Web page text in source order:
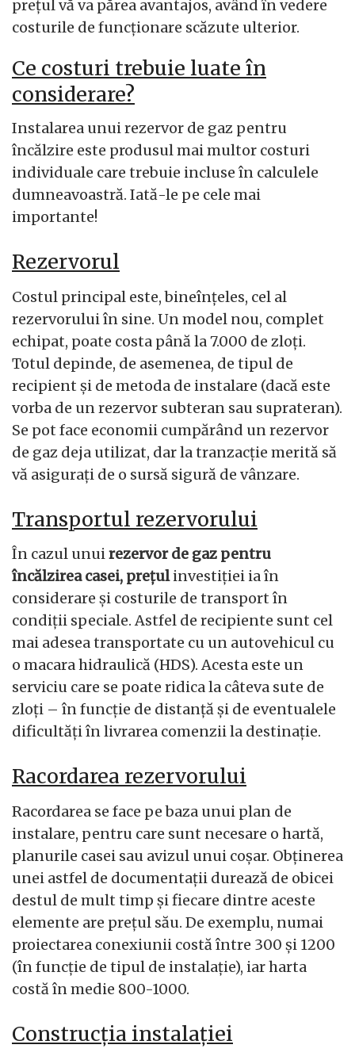
prețul vă va părea avantajos, având în vedere
costurile de funcționare scăzute ulterior.
Ce costuri trebuie luate în
considerare?
Instalarea unui rezervor de gaz pentru
încălzire este produsul mai multor costuri
individuale care trebuie incluse în calculele
dumneavoastră. Iată-le pe cele mai
importante!
Rezervorul
Costul principal este, bineînțeles, cel al
rezervorului în sine. Un model nou, complet
echipat, poate costa până la 7.000 de zloți.
Totul depinde, de asemenea, de tipul de
recipient și de metoda de instalare (dacă este
vorba de un rezervor subteran sau suprateran).
Se pot face economii cumpărând un rezervor
de gaz deja utilizat, dar la tranzacție merită să
vă asigurați de o sursă sigură de vânzare.
Transportul rezervorului
În cazul unuirezervor de gaz pentru
încălzirea casei, prețulinvestiției ia în
considerare și costurile de transport în
condiții speciale. Astfel de recipiente sunt cel
mai adesea transportate cu un autovehicul cu
o macara hidraulică (HDS). Acesta este un
serviciu care se poate ridica la câteva sute de
zloți – în funcție de distanță și de eventualele
dificultăți în livrarea comenzii la destinație.
Racordarea rezervorului
Racordarea se face pe baza unui plan de
instalare, pentru care sunt necesare o hartă,
planurile casei sau avizul unui coșar. Obținerea
unei astfel de documentații durează de obicei
destul de mult timp și fiecare dintre aceste
elemente are prețul său. De exemplu, numai
proiectarea conexiunii costă între 300 și 1200
(în funcție de tipul de instalație), iar harta
costă în medie 800-1000.
Construcția instalației